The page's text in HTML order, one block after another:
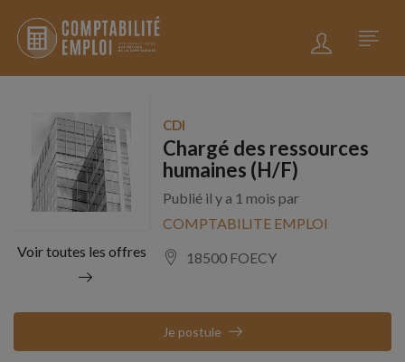
Voir toutes les offres
CDI
Chargé des ressources
humaines (H/F)
Publié il y a 1 mois par
COMPTABILITE EMPLOI
18500 FOECY
Je postule